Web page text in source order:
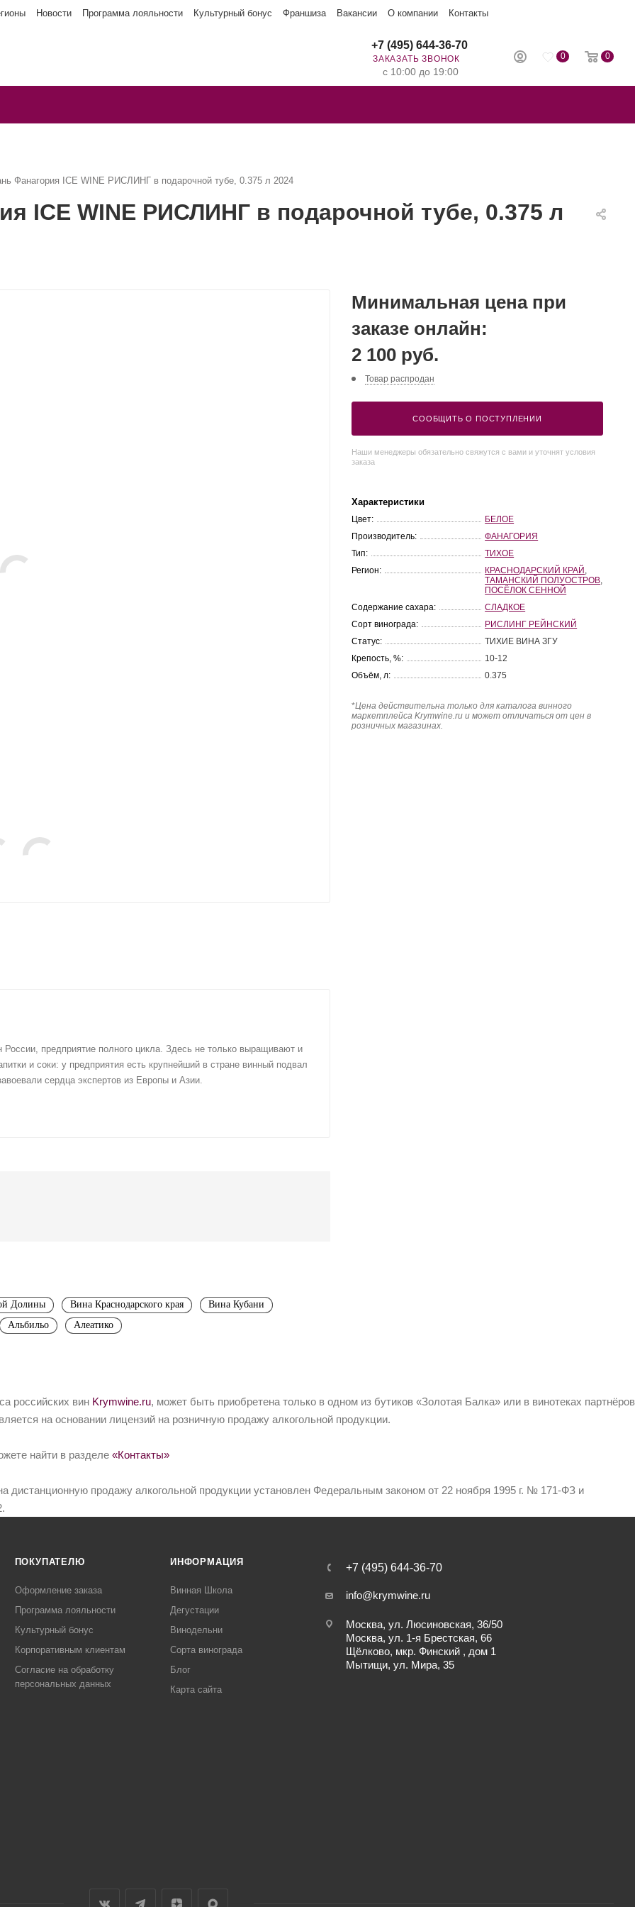
Новости Программа лояльности Культурный бонус Франшиза Вакансии О компании Контакты
0 0
+7 (495) 644-36-70
ЗАКАЗАТЬ ЗВОНОК
с 10:00 до 19:00
Фанагория ICE WINE РИСЛИНГ в подарочной тубе, 0.375 л 2024
ICE WINE РИСЛИНГ в подарочной тубе, 0.375 л
предприятие полного цикла. Здесь не только выращивают и
и соки: у предприятия есть крупнейший в стране винный подвал
сердца экспертов из Европы и Азии.
Долины Вина Краснодарского края
Вина Кубани
Альбильо Алеатико
Минимальная цена при
заказе онлайн:
2 100 руб.
Товар распродан
СООБЩИТЬ О ПОСТУПЛЕНИИ
Наши менеджеры обязательно свяжутся с вами и уточнят условия
заказа
Характеристики
Цвет:
БЕЛОЕ
Производитель:
ФАНАГОРИЯ
Тип:
ТИХОЕ
Регион:
КРАСНОДАРСКИЙ КРАЙ
ТАМАНСКИЙ ПОЛУОСТРОВ
ПОСЁЛОК СЕННОЙ
Содержание сахара:
СЛАДКОЕ
Сорт винограда:
РИСЛИНГ РЕЙНСКИЙ
Статус:
ТИХИЕ ВИНА ЗГУ
Крепость, %:
10-12
Объём, л:
0.375
*Цена действительна только для каталога винного
маркетплейса Krymwine.ru и может отличаться от цен в
розничных магазинах.
российских вин Krymwine.ru, может быть приобретена только в одном из бутиков «Золотая Балка» или в винотеках партнёров
на основании лицензий на розничную продажу алкогольной продукции.
найти в разделе «Контакты»
дистанционную продажу алкогольной продукции установлен Федеральным законом от 22 ноября 1995 г. № 171-ФЗ и
ПОКУПАТЕЛЮ
Оформление заказа
Программа лояльности
Культурный бонус
Корпоративным клиентам
Согласие на обработку
персональных данных
ИНФОРМАЦИЯ
Винная Школа
Дегустации
Винодельни
Сорта винограда
Блог
Карта сайта
+7 (495) 644-36-70
info@krymwine.ru
Москва, ул. Люсиновская, 36/50
Москва, ул. 1-я Брестская, 66
Щёлково, мкр. Финский , дом 1
Мытищи, ул. Мира, 35